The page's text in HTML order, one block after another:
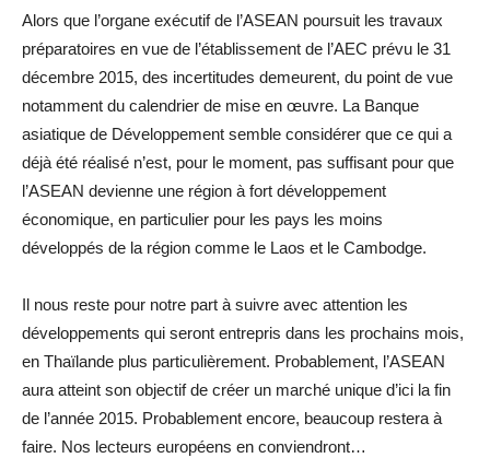
Alors que l’organe exécutif de l’ASEAN poursuit les travaux
préparatoires en vue de l’établissement de l’AEC prévu le 31
décembre 2015, des incertitudes demeurent, du point de vue
notamment du calendrier de mise en œuvre. La Banque
asiatique de Développement semble considérer que ce qui a
déjà été réalisé n’est, pour le moment, pas suffisant pour que
l’ASEAN devienne une région à fort développement
économique, en particulier pour les pays les moins
développés de la région comme le Laos et le Cambodge.
Il nous reste pour notre part à suivre avec attention les
développements qui seront entrepris dans les prochains mois,
en Thaïlande plus particulièrement. Probablement, l’ASEAN
aura atteint son objectif de créer un marché unique d’ici la fin
de l’année 2015. Probablement encore, beaucoup restera à
faire. Nos lecteurs européens en conviendront…